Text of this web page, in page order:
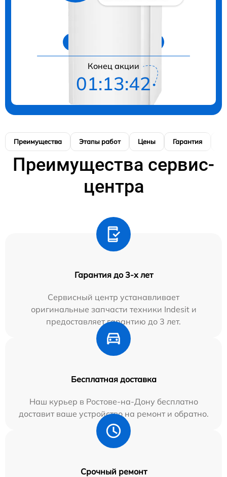
Конец акции
01:13:41
Преимущества Этапы работ Цены Гарантия
Преимущества сервис-
центра
Гарантия до 3-х лет
Сервисный центр устанавливает
оригинальные запчасти техники Indesit и
предоставляет гарантию до 3 лет.
Бесплатная доставка
Наш курьер в Ростове-на-Дону бесплатно
доставит ваше устройство на ремонт и обратно.
Срочный ремонт